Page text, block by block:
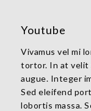
Youtube
Vivamus vel mi
tortor. In at velit
augue. Integer
Sed eleifend
lobortis massa.